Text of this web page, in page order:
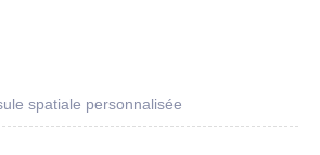
spatiale personnalisée